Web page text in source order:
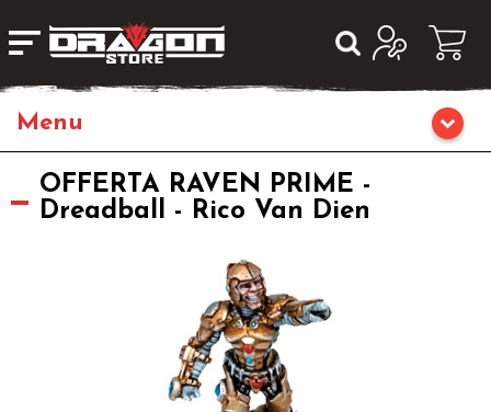
Giochi da Tavolo
Giochi di Carte Collezionabili
OFFERTA RAVEN PRIME -
Dreadball - Rico Van Dien